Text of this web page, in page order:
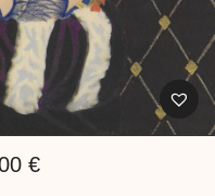
€